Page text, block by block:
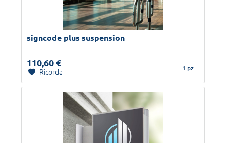
signcode plus suspension
110,60 € 1 pz
Ricorda